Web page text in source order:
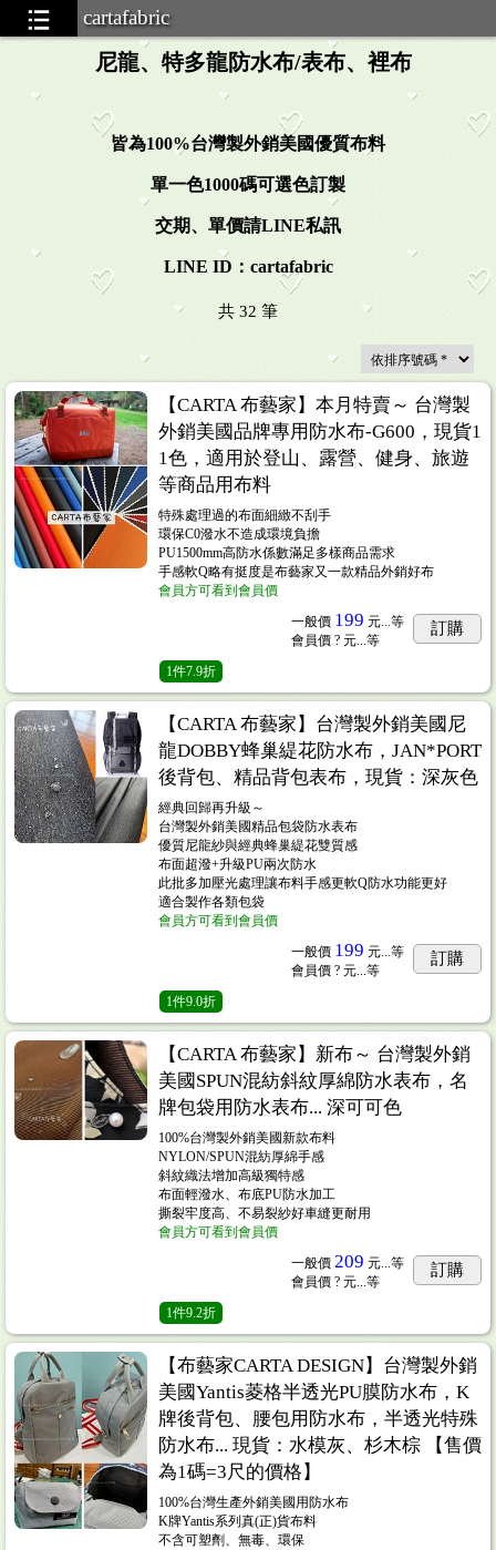
cartafabric
特賣)...2
尼龍、特多龍防水布/表布、裡布
皆為100%台灣製外銷美國優質布料
單一色1000碼可選色訂製
交期、單價請LINE私訊
LINE ID：cartafabric
共 32 筆
【CARTA 布藝家】本月特賣～ 台灣製
外銷美國品牌專用防水布-G600，現貨1
1色，適用於登山、露營、健身、旅遊
等商品用布料
特殊處理過的布面細緻不刮手
環保C0潑水不造成環境負擔
PU1500mm高防水係數滿足多樣商品需求
手感軟Q略有挺度是布藝家又一款精品外銷好布
會員方可看到會員價
一般價 199 元...等
會員價 ? 元...等
訂購
1件7.9折
【CARTA 布藝家】台灣製外銷美國尼
龍DOBBY蜂巢緹花防水布，JAN*PORT
後背包、精品背包表布，現貨：深灰色
經典回歸再升級～
台灣製外銷美國精品包袋防水表布
優質尼龍紗與經典蜂巢緹花雙質感
布面超潑+升級PU兩次防水
此批多加壓光處理讓布料手感更軟Q防水功能更好
適合製作各類包袋
會員方可看到會員價
一般價 199 元...等
會員價 ? 元...等
訂購
1件9.0折
【CARTA 布藝家】新布～ 台灣製外銷
美國SPUN混紡斜紋厚綿防水表布，名
牌包袋用防水表布... 深可可色
100%台灣製外銷美國新款布料
NYLON/SPUN混紡厚綿手感
斜紋織法增加高級獨特感
布面輕潑水、布底PU防水加工
撕裂牢度高、不易裂紗好車縫更耐用
會員方可看到會員價
一般價 209 元...等
會員價 ? 元...等
訂購
1件9.2折
【布藝家CARTA DESIGN】台灣製外銷
美國Yantis菱格半透光PU膜防水布，K
牌後背包、腰包用防水布，半透光特殊
防水布... 現貨：水模灰、杉木棕 【售價
為1碼=3尺的價格】
100%台灣生產外銷美國用防水布
K牌Yantis系列真(正)貨布料
不含可塑劑、無毒、環保